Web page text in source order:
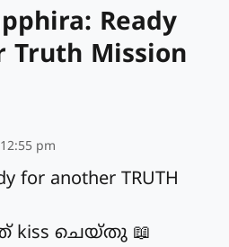
Ready
Truth Mission
pm
for another TRUTH
kiss ചെയ്തു 📖